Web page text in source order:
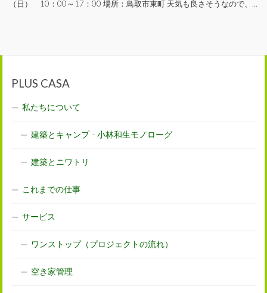
（日） 10：00～17：00 場所：鳥取市東町 天気も良さそうなので、...
PLUS CASA
私たちについて
建築とキャンプ – 小林和生モノローグ
建築とニワトリ
これまでの仕事
サービス
ワンストップ（プロジェクトの流れ）
空き家管理